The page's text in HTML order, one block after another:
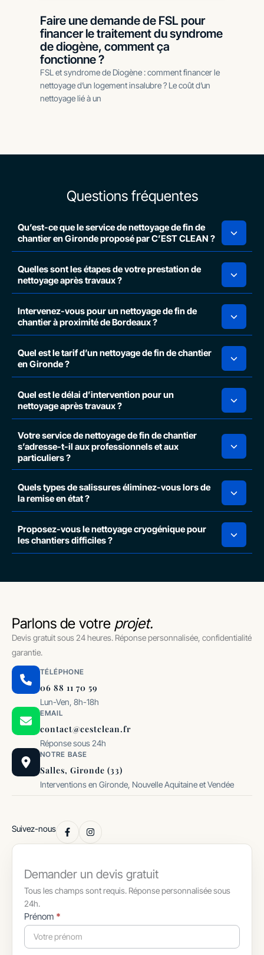
Faire une demande de FSL pour
financer le traitement du syndrome
de diogène, comment ça
fonctionne ?
FSL et syndrome de Diogène : comment financer le
nettoyage d’un logement insalubre ? Le coût d’un
nettoyage lié à un
Questions fréquentes
Qu’est-ce que le service de nettoyage de fin de
chantier en Gironde proposé par C’EST CLEAN ?
Quelles sont les étapes de votre prestation de
nettoyage après travaux ?
Intervenez-vous pour un nettoyage de fin de
chantier à proximité de Bordeaux ?
Quel est le tarif d’un nettoyage de fin de chantier
en Gironde ?
Quel est le délai d’intervention pour un
nettoyage après travaux ?
Votre service de nettoyage de fin de chantier
s’adresse-t-il aux professionnels et aux
particuliers ?
Quels types de salissures éliminez-vous lors de
la remise en état ?
Proposez-vous le nettoyage cryogénique pour
les chantiers difficiles ?
Parlons de votre projet.
Devis gratuit sous 24 heures. Réponse personnalisée, confidentialité
garantie.
TÉLÉPHONE
06 88 11 70 59
Lun-Ven, 8h-18h
EMAIL
contact@cestclean.fr
Réponse sous 24h
NOTRE BASE
Salles, Gironde (33)
Interventions en Gironde, Nouvelle Aquitaine et Vendée
Suivez-nous
Demander un devis gratuit
Tous les champs sont requis. Réponse personnalisée sous
24h.
Formulaire
simple
avec
Prénom *